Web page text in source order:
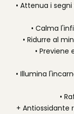
• Attenua i
• Calma
• Ridurre al
•
• Illumina
•
+ Antiossidante